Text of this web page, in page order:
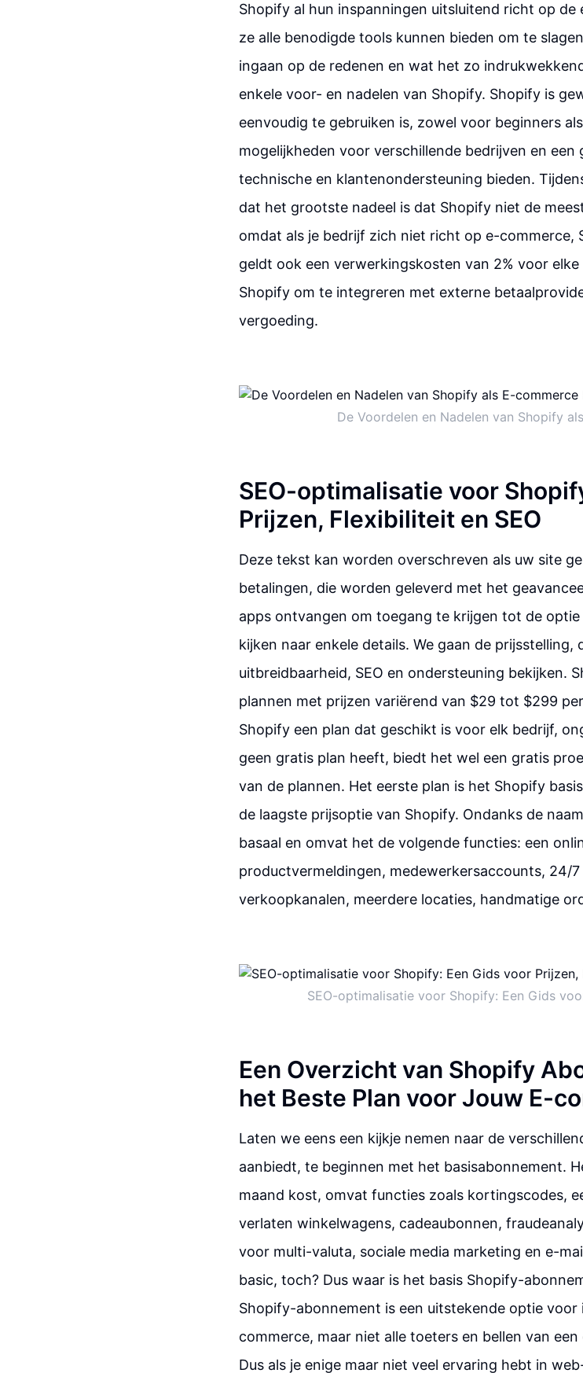
Shopify al hun inspanningen uitsluitend richt op
ze alle benodigde tools kunnen bieden om te
ingaan op de redenen en wat het zo
enkele voor- en nadelen van Shopify. Shopify is
eenvoudig te gebruiken is, zowel voor beginners
mogelijkheden voor verschillende bedrijven en
technische en klantenondersteuning bieden.
dat het grootste nadeel is dat Shopify niet de
omdat als je bedrijf zich niet richt op e-commerce,
geldt ook een verwerkingskosten van 2% voor
Shopify om te integreren met externe
vergoeding.
De Voordelen en Nadelen van Shopify
SEO-optimalisatie voor
Prijzen, Flexibiliteit en SEO
Deze tekst kan worden overschreven als uw site
betalingen, die worden geleverd met het
apps ontvangen om toegang te krijgen tot de
kijken naar enkele details. We gaan de
uitbreidbaarheid, SEO en ondersteuning bekijken.
plannen met prijzen variërend van $29 tot $299
Shopify een plan dat geschikt is voor elk bedrijf,
geen gratis plan heeft, biedt het wel een gratis
van de plannen. Het eerste plan is het Shopify
de laagste prijsoptie van Shopify. Ondanks de
basaal en omvat het de volgende functies: een
productvermeldingen, medewerkersaccounts, 24/
verkoopkanalen, meerdere locaties, handmatige
SEO-optimalisatie voor Shopify: Een Gids
Een Overzicht van Shopify
het Beste Plan voor Jouw E-
Laten we eens een kijkje nemen naar de
aanbiedt, te beginnen met het basisabonnement.
maand kost, omvat functies zoals kortingscodes,
verlaten winkelwagens, cadeaubonnen,
voor multi-valuta, sociale media marketing en e-
basic, toch? Dus waar is het basis Shopify-
Shopify-abonnement is een uitstekende optie
commerce, maar niet alle toeters en bellen van
Dus als je enige maar niet veel ervaring hebt in